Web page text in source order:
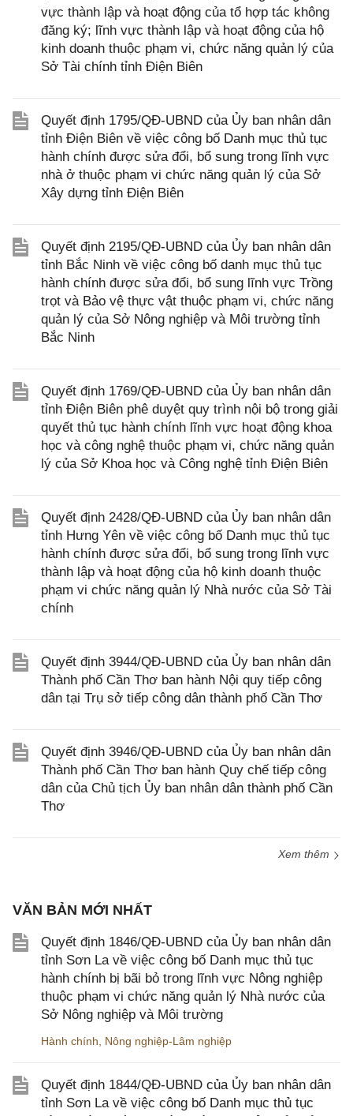
vực thành lập và hoạt động của tổ hợp tác không
đăng ký; lĩnh vực thành lập và hoạt động của hộ
kinh doanh thuộc phạm vi, chức năng quản lý của
Sở Tài chính tỉnh Điện Biên
Quyết định 1795/QĐ-UBND của Ủy ban nhân dân
tỉnh Điện Biên về việc công bố Danh mục thủ tục
hành chính được sửa đổi, bổ sung trong lĩnh vực
nhà ở thuộc phạm vi chức năng quản lý của Sở
Xây dựng tỉnh Điện Biên
Quyết định 2195/QĐ-UBND của Ủy ban nhân dân
tỉnh Bắc Ninh về việc công bố danh mục thủ tục
hành chính được sửa đổi, bổ sung lĩnh vực Trồng
trọt và Bảo vệ thực vật thuộc phạm vi, chức năng
quản lý của Sở Nông nghiệp và Môi trường tỉnh
Bắc Ninh
Quyết định 1769/QĐ-UBND của Ủy ban nhân dân
tỉnh Điện Biên phê duyệt quy trình nội bộ trong giải
quyết thủ tục hành chính lĩnh vực hoạt động khoa
học và công nghệ thuộc phạm vi, chức năng quản
lý của Sở Khoa học và Công nghệ tỉnh Điện Biên
Quyết định 2428/QĐ-UBND của Ủy ban nhân dân
tỉnh Hưng Yên về việc công bố Danh mục thủ tục
hành chính được sửa đổi, bổ sung trong lĩnh vực
thành lập và hoạt động của hộ kinh doanh thuộc
phạm vi chức năng quản lý Nhà nước của Sở Tài
chính
Quyết định 3944/QĐ-UBND của Ủy ban nhân dân
Thành phố Cần Thơ ban hành Nội quy tiếp công
dân tại Trụ sở tiếp công dân thành phố Cần Thơ
Quyết định 3946/QĐ-UBND của Ủy ban nhân dân
Thành phố Cần Thơ ban hành Quy chế tiếp công
dân của Chủ tịch Ủy ban nhân dân thành phố Cần
Thơ
Xem thêm
VĂN BẢN MỚI NHẤT
Quyết định 1846/QĐ-UBND của Ủy ban nhân dân
tỉnh Sơn La về việc công bố Danh mục thủ tục
hành chính bị bãi bỏ trong lĩnh vực Nông nghiệp
thuộc phạm vi chức năng quản lý Nhà nước của
Sở Nông nghiệp và Môi trường
Hành chính, Nông nghiệp-Lâm nghiệp
Quyết định 1844/QĐ-UBND của Ủy ban nhân dân
tỉnh Sơn La về việc công bố Danh mục thủ tục